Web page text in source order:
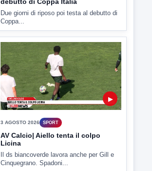
3 AGOSTO 2026
AV Calcio| Aiello tenta il colpo
Licina
Il ds biancoverde lavora anche per Gill e
Cinquegrano. Spadoni...
31 LUGLIO 2026 SPORT